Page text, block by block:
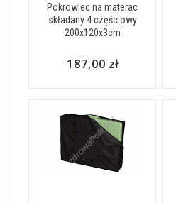
Pokrowiec na materac
składany 4 częściowy
200x120x3cm
187,00 zł